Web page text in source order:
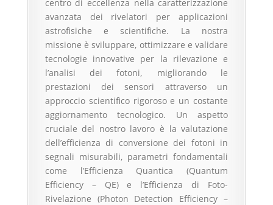
centro di eccellenza nella caratterizzazione
avanzata dei rivelatori per applicazioni
astrofisiche e scientifiche. La nostra
missione è sviluppare, ottimizzare e validare
tecnologie innovative per la rilevazione e
l’analisi dei fotoni, migliorando le
prestazioni dei sensori attraverso un
approccio scientifico rigoroso e un costante
aggiornamento tecnologico. Un aspetto
cruciale del nostro lavoro è la valutazione
dell’efficienza di conversione dei fotoni in
segnali misurabili, parametri fondamentali
come l’Efficienza Quantica (Quantum
Efficiency – QE) e l’Efficienza di Foto-
Rivelazione (Photon Detection Efficiency –